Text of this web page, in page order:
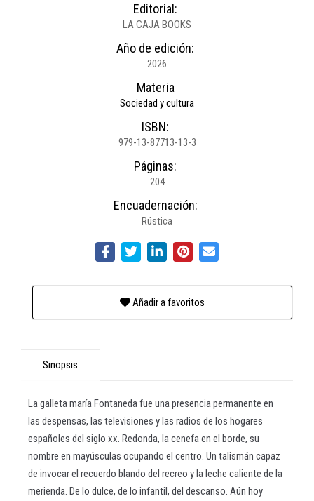
Editorial:
LA CAJA BOOKS
Año de edición:
2026
Materia
Sociedad y cultura
ISBN:
979-13-87713-13-3
Páginas:
204
Encuadernación:
Rústica
Añadir a favoritos
Sinopsis
La galleta maría Fontaneda fue una presencia permanente en
las despensas, las televisiones y las radios de los hogares
españoles del siglo xx. Redonda, la cenefa en el borde, su
nombre en mayúsculas ocupando el centro. Un talismán capaz
de invocar el recuerdo blando del recreo y la leche caliente de la
merienda. De lo dulce, de lo infantil, del descanso. Aún hoy